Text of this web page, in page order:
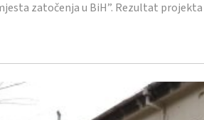
zatočenja u BiH”. Rezultat